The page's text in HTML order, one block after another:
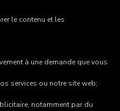
le contenu et les
à une demande que vous
services ou notre site web;
notamment par du